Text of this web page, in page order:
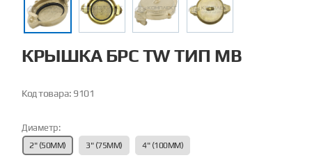
КРЫШКА БРС TW ТИП MB
Код товара: 9101
Диаметр:
2" (50ММ) 3" (75ММ) 4" (100ММ)